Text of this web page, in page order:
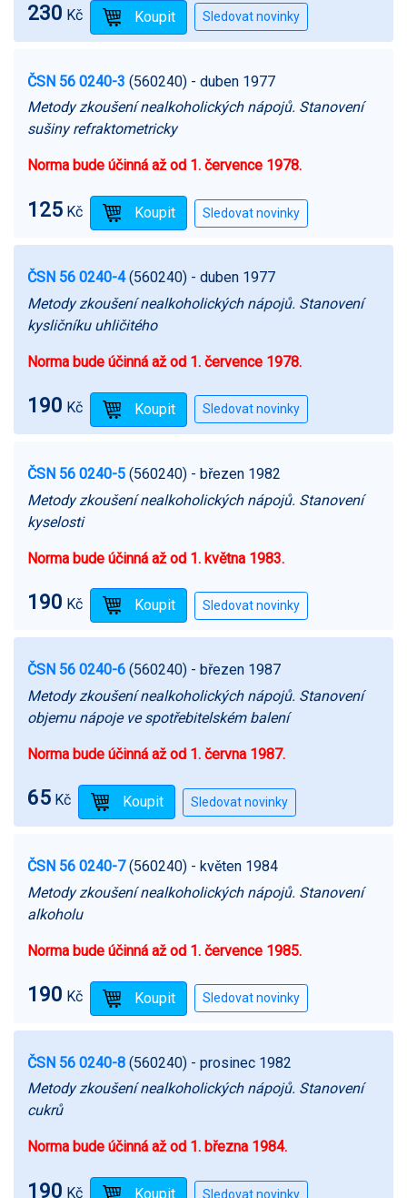
230 Kč
ČSN 56 0240-3 (560240) - duben 1977
Metody zkoušení nealkoholických nápojů. Stanovení
sušiny refraktometricky
Norma bude účinná až od 1. července 1978.
125 Kč
ČSN 56 0240-4(560240) - duben 1977
Metody zkoušení nealkoholických nápojů. Stanovení
kysličníku uhličitého
Norma bude účinná až od 1. července 1978.
190 Kč
ČSN 56 0240-5 (560240) - březen 1982
Metody zkoušení nealkoholických nápojů. Stanovení
kyselosti
Norma bude účinná až od 1. května 1983.
190 Kč
ČSN 56 0240-6 (560240) - březen 1987
Metody zkoušení nealkoholických nápojů. Stanovení
objemu nápoje ve spotřebitelském balení
Norma bude účinná až od 1. června 1987.
65 Kč
ČSN 56 0240-7(560240) - květen 1984
Metody zkoušení nealkoholických nápojů. Stanovení
alkoholu
Norma bude účinná až od 1. července 1985.
190 Kč
ČSN 56 0240-8 (560240) - prosinec 1982
Metody zkoušení nealkoholických nápojů. Stanovení
cukrů
Norma bude účinná až od 1. března 1984.
190 Kč